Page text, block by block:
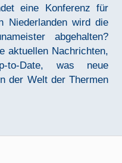
eine Konferenz für
Niederlanden wird die
abgehalten?
aktuellen Nachrichten,
Date, was neue
der Welt der Thermen